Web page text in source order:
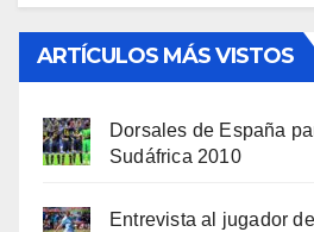
ARTÍCULOS MÁS VISTOS
Dorsales de España
Sudáfrica 2010
Entrevista al jugador